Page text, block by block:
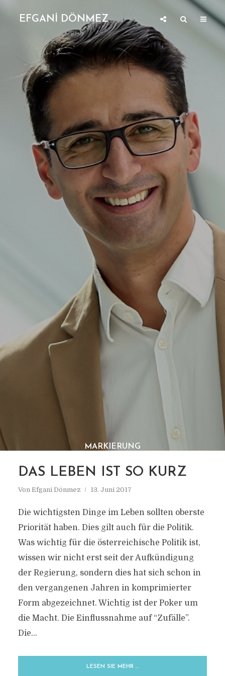
EFGANİ DÖNMEZ
MARKIERUNG
BRUTTONATIONALGLÜCK
DAS LEBEN IST SO KURZ
Von Efgani Dönmez 13. Juni 2017
Die wichtigsten Dinge im Leben sollten oberste
Priorität haben. Dies gilt auch für die Politik.
Was wichtig für die österreichische Politik ist,
wissen wir nicht erst seit der Aufkündigung
der Regierung, sondern dies hat sich schon in
den vergangenen Jahren in komprimierter
Form abgezeichnet. Wichtig ist der Poker um
die Macht. Die Einflussnahme auf “Zufälle”.
Die...
LESEN SIE MEHR …